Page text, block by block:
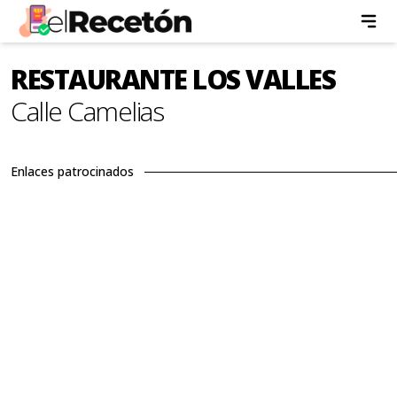
RESTAURANTE LOS VALLES
Calle Camelias
Enlaces patrocinados